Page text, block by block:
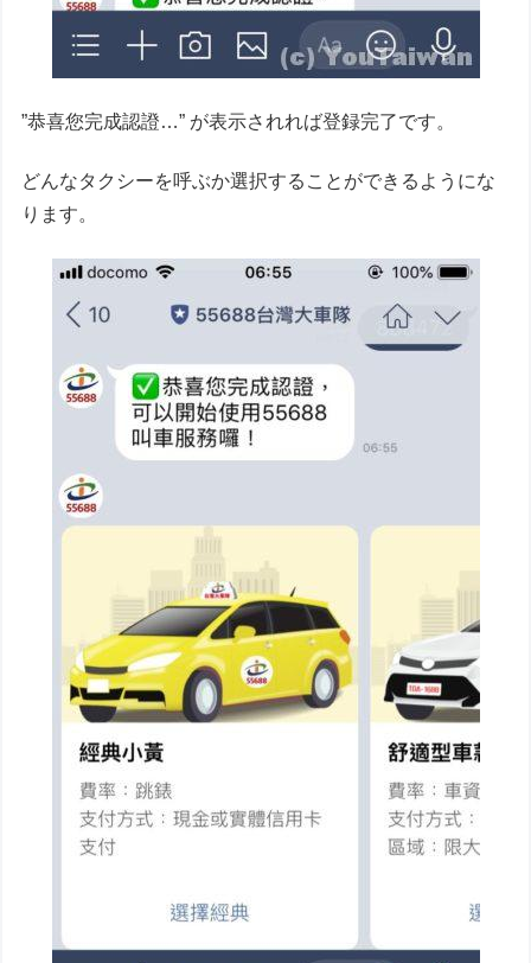
”恭喜您完成認證…” が表示されれば登録完了です。
どんなタクシーを呼ぶか選択することができるようにな
ります。